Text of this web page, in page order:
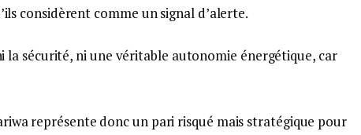
considèrent comme un signal d’alerte.
la sécurité, ni une véritable autonomie énergétique, car
représente donc un pari risqué mais stratégique pour